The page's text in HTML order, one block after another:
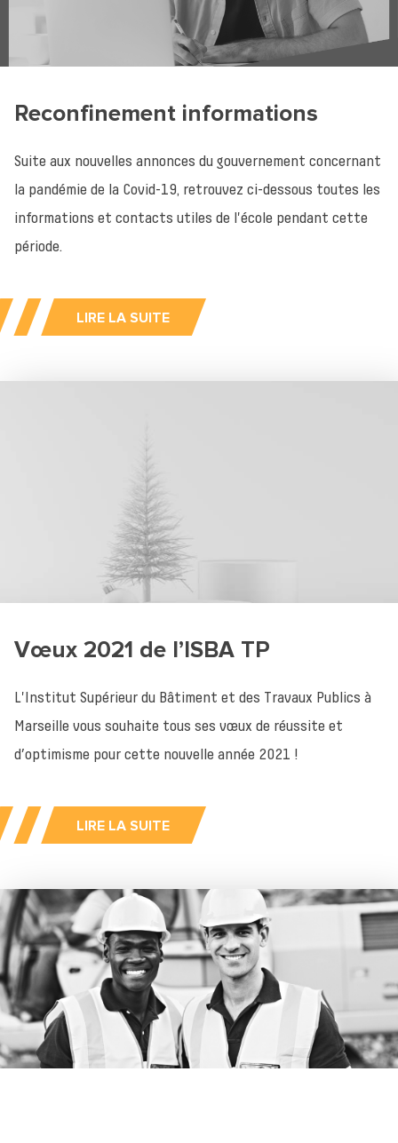
Reconfinement informations
Suite aux nouvelles annonces du gouvernement concernant
la pandémie de la Covid-19, retrouvez ci-dessous toutes les
informations et contacts utiles de l'école pendant cette
période.
LIRE LA SUITE
Vœux 2021 de l’ISBA TP
L'Institut Supérieur du Bâtiment et des Travaux Publics à
Marseille vous souhaite tous ses vœux de réussite et
d’optimisme pour cette nouvelle année 2021 !
LIRE LA SUITE